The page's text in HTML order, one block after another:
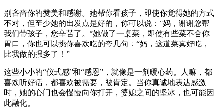
别吝啬你的赞美和感谢。她帮你看孩子，即使你觉得她的方式
不对，但至少她的出发点是好的，你可以说：“妈，谢谢您帮
我们带孩子，您辛苦了。”她做了一桌菜，即使有些菜不合你
胃口，你也可以挑你喜欢吃的夸几句：“妈，这道菜真好吃，
比我做的强多了！”
这些小小的“仪式感”和“感恩”，就像是一剂暖心药。人嘛，都
喜欢听好话，都喜欢被需要，被肯定。当你真诚地表达感激
时，她的心门也会慢慢向你打开，婆媳之间的坚冰，也可能因
此融化。